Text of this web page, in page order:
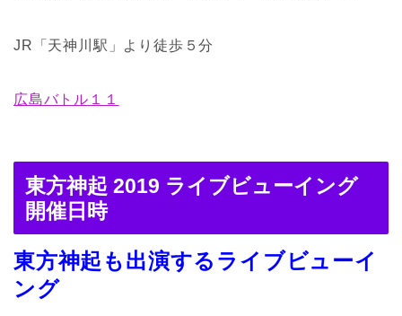
JR「天神川駅」より徒歩５分
広島バトル１１
東方神起 2019 ライブビューイング
開催日時
東方神起も出演する ライブビューイ
ング